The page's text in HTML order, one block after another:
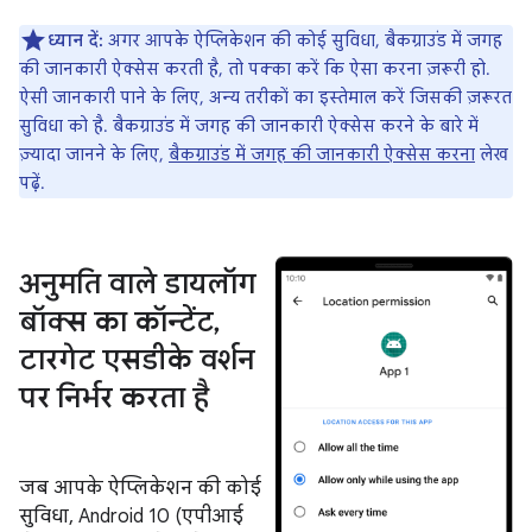
ध्यान दें: अगर आपके ऐप्लिकेशन की कोई सुविधा, बैकग्राउंड में जगह
की जानकारी ऐक्सेस करती है, तो पक्का करें कि ऐसा करना ज़रूरी हो.
ऐसी जानकारी पाने के लिए, अन्य तरीकों का इस्तेमाल करें जिसकी ज़रूरत
सुविधा को है. बैकग्राउंड में जगह की जानकारी ऐक्सेस करने के बारे में
ज़्यादा जानने के लिए, बैकग्राउंड में जगह की जानकारी ऐक्सेस करना लेख
पढ़ें.
अनुमति वाले डायलॉग
बॉक्स का कॉन्टेंट,
टारगेट एसडीके वर्शन
पर निर्भर करता है
जब आपके ऐप्लिकेशन की कोई
सुविधा, Android 10 (एपीआई